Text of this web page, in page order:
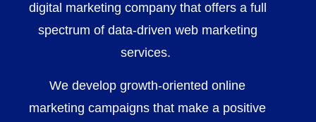
digital marketing company that offers a full
spectrum of data-driven web marketing
services.
We develop growth-oriented online
marketing campaigns that make a positive